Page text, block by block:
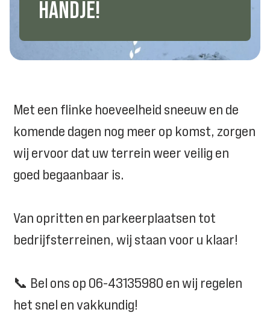
HANDJE!
Met een flinke hoeveelheid sneeuw en de
komende dagen nog meer op komst, zorgen
wij ervoor dat uw terrein weer veilig en
goed begaanbaar is.
Van opritten en parkeerplaatsen tot
bedrijfsterreinen, wij staan voor u klaar!
📞 Bel ons op 06-43135980 en wij regelen
het snel en vakkundig!